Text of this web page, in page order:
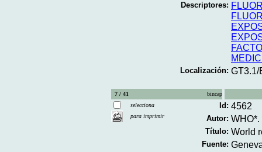
Descriptores:
Localización: GT3.1/
7 / 41
bincap
selecciona
para imprimir
Id: 4562
Autor: WHO*.
Título: World
Fuente: